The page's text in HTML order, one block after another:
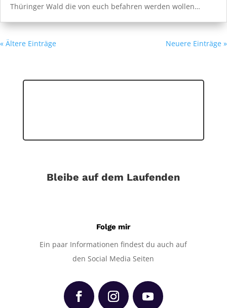
Thüringer Wald die von euch befahren werden wollen…
« Ältere Einträge Neuere Einträge »
Bleibe auf dem Laufenden
Folge mir
Ein paar Informationen findest du auch auf
den Social Media Seiten